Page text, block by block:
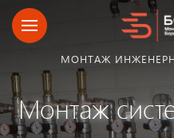
МОНТАЖ
Монтаж